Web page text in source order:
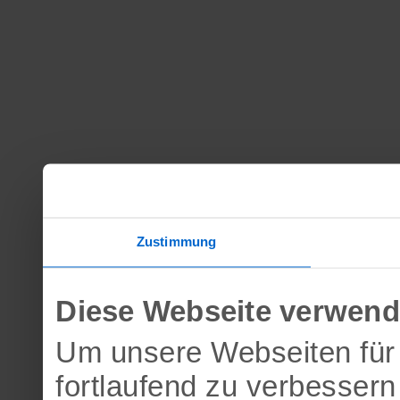
Zustimmung
Diese Webseite
Um unsere Webseiten
fortlaufend zu